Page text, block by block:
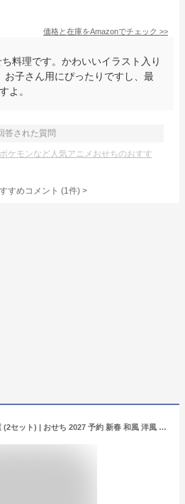
価格と在庫をAmazonでチェック >>
料理です。かわいいイラスト入り
お子さん用にぴったりですし、最
よ。
答された質問
ケモンなど人気アニメおせちのおすす
すめコメント (1件) >
ムーミン おせち 一段重 (2セット) | おせち 2027 予約 新春 和風 洋風 和食 お節 お重 重箱 冷凍 キャラクター ムーミン リトルミィ スナフキン 子ども 祝い箸 正月 オリジナル 盛り付け済み かわいい おせち料理 正月 2人前 家族 お吸い物 オリジナルグッズ 2027年